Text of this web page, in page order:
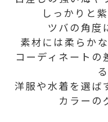
しっかりと
ツバの角度
素材には柔らか
コーディネートの
洋服や水着を選ば
カラーの